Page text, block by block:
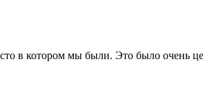
в котором мы были. Это было очень